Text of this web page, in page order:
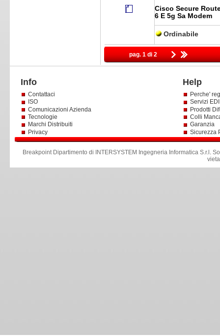
Cisco Secure
6 E 5g Sa Modem
Ordinabile
pag. 1 di 2
Info Help
Contattaci
ISO
Comunicazioni Azienda
Tecnologie
Marchi Distribuiti
Privacy
Perche'
Servizi
Prodotti
Colli
Garanzia
Sicurezza
Breakpoint Dipartimento di INTERSYSTEM Ingegneria Informatica S.r.l .